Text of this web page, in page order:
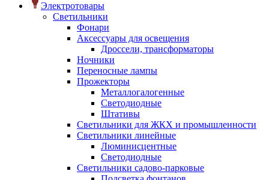
Электротовары
Светильники
Фонари
Аксессуары для освещения
Дроссели, трансформаторы
Ночники
Переносные лампы
Прожекторы
Металлогалогенные
Светодиодные
Штативы
Светильники для ЖКХ и промышленности
Светильники линейные
Люминисцентные
Светодиодные
Светильники садово-парковые